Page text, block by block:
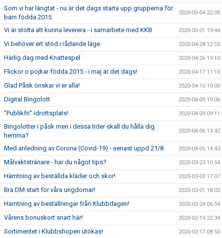
Som vi har längtat - nu är det dags starta upp grupperna för
barn födda 2015
2020-05-04 22:00
Vi är stolta att kunna leverera - i samarbete med KKB 2020-05-01 19:44
Vi behöver ert stöd i rådande läge 2020-04-28 12:55
Härlig dag med Knattespel 2020-04-26 19:10
Flickor o pojkar födda 2015 - i maj är det dags! 2020-04-17 11:10
Glad Påsk önskar vi er alla! 2020-04-10 10:00
Digital Bingolott 2020-04-09 19:06
"Publikfri" idrottsplats! 2020-04-09 09:11
Bingolotter i påsk men i dessa tider skall du hålla dig
hemma?
2020-04-06 13:42
Med anledning av Corona (Covid-19) - senast uppd 21/8 2020-04-05 14:43
Målvaktstränare - har du något tips? 2020-03-23 10:54
Hämtning av beställda kläder och skor! 2020-03-03 17:07
Bra DM start för våra ungdomar! 2020-03-01 18:02
Hämtning av beställningar från Klubbdagen! 2020-02-24 06:54
Vårens bonuskort snart här! 2020-02-19 22:34
Sortimentet i Klubbshopen utökas! 2020-02-17 08:50